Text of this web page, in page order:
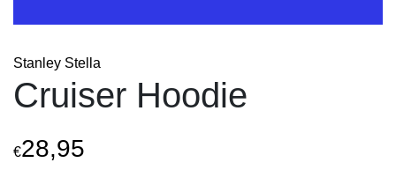
Stanley Stella
Cruiser Hoodie
€28,95